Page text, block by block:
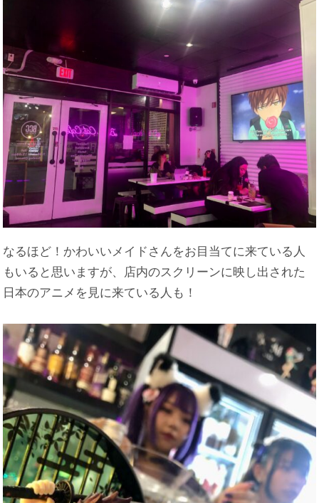
なるほど！かわいいメイドさんをお目当てに来ている人
もいると思いますが、店内のスクリーンに映し出された
日本のアニメを見に来ている人も！